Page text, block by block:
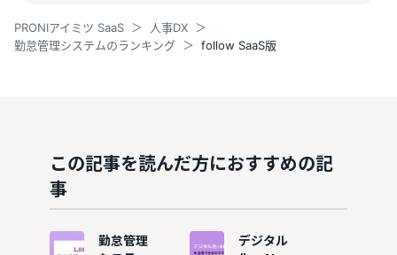
PRONIアイミツ SaaS
人事DX
勤怠管理システムのランキング
follow SaaS版
この記事を読んだ方におすすめの記
事
勤怠管理
デジタル